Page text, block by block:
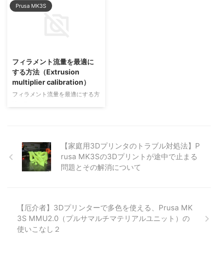
Prusa MK3S
フィラメント流量を最適に
する方法（Extrusion
multiplier calibration）
フィラメント流量を最適にする方
3Dプリンターのエクストルーダ
ーがフィラメントを押し出す流量
を微調整できます。 これは「ど
れくらいの割合でフィラメント量
Multiplier設定とプリンターファ
ームウェアでのフローレート設定
は同じ現象を調整する方法です。
【家庭用3Dプリンタのトラブル対処法】P
rusa MK3Sの3Dプリントが途中で止まる
問題とその解消について
【厄介者】3Dプリンターで多色を使える、Prusa MK
3S MMU2.0（プルサマルチマテリアルユニット）の
使いこなし２